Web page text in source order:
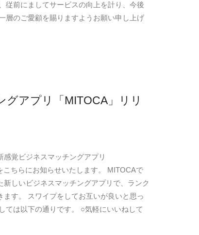
従前にましてサービスの向上を計り、今後
層のご愛顧を賜りますようお願い申し上げ
アプリ「MITOCA」リリ
覚ビジネスマッチングアプリ
こちらにお知らせいたします。 MITOCAで
しいビジネスマッチングアプリで、ランク
す。 スワイプをしてお互いが良いと思っ
ては以下の通りです。 ○気軽にいいねして